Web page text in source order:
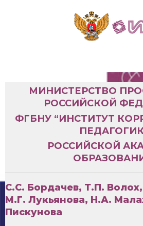
МИНИСТЕРСТВО
РОССИЙСКОЙ
ФГБНУ “ИНСТИТУТ
РОССИЙСКОЙ
С.С. Бордачев, Т.П.
М.Г. Лукьянова, Н.А.
Пискунова